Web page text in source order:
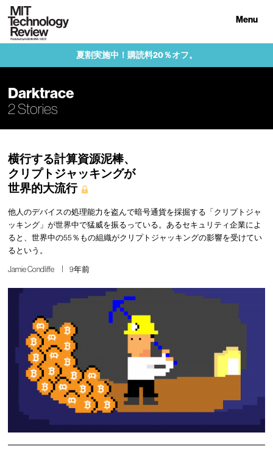
Menu
夏割実施中！購読料20％オフ。
Darktrace
2 Stories
横行する計算資源泥棒、
クリプトジャッキングが
世界的大流行
他人のデバイスの処理能力を盗んで暗号通貨を採掘する「クリプトジャ
ッキング」が世界中で猛威を振るっている。あるセキュリティ企業によ
ると、世界中の55％もの組織がクリプトジャッキングの影響を受けてい
るという。
Jamie Condliffe 9年前